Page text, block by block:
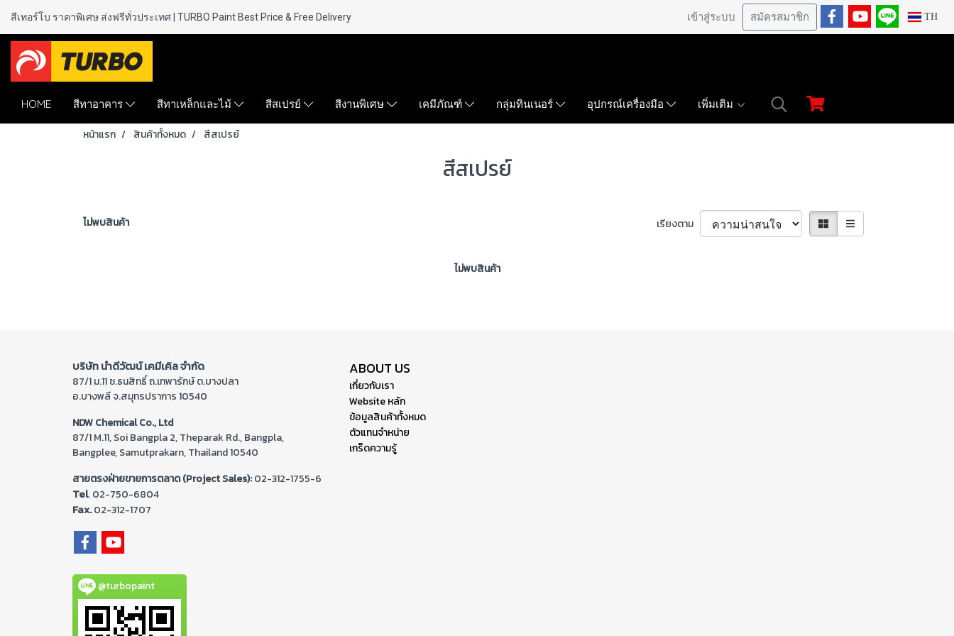
สีเทอร์โบ ราคาพิเศษ ส่งฟรีทั่วประเทศ | TURBO PaintBest Price & Free Delivery เข้าสู่ระบบ สมัครสมาชิก TH
HOME สีทาอาคาร สีทาเหล็กและไม้ สีสเปรย์ สีงานพิเศษ เคมีภัณฑ์ กลุ่มทินเนอร์ อุปกรณ์เครื่องมือ เพิ่มเติม
หน้าแรก สินค้าทั้งหมด สีสเปรย์
สีสเปรย์
ไม่พบสินค้า เรียงตาม
ไม่พบสินค้า
บริษัท นำดีวัฒน์ เคมีเคิล จำกัด
87/1 ม.11 ซ.ธนสิทธิ์ ถ.เทพารักษ์ ต.บางปลา
อ.บางพลี จ.สมุทรปราการ 10540
NDW Chemical Co., Ltd
87/1 M.11, Soi Bangpla 2, Theparak Rd., Bangpla,
Bangplee, Samutprakarn, Thailand 10540
สายตรงฝ่ายขายการตลาด (Project Sales):02-312-1755-6
Tel. 02-750-6804
Fax.02-312-1707
@turbopaint
ABOUT US
เกี่ยวกับเรา
Website หลัก
ข้อมูลสินค้าทั้งหมด
ตัวแทนจำหน่าย
เกร็ดความรู้